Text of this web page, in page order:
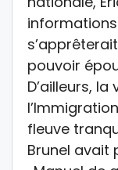
pouvoir
D’ailleurs,
fleuve
Brunel avait